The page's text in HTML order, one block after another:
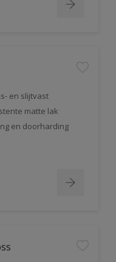
en slijtvast
matte lak
en doorharding